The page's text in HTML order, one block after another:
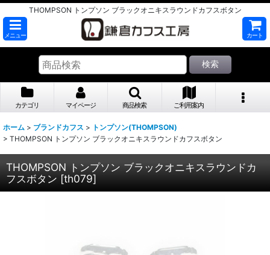
THOMPSON トンプソン ブラックオニキスラウンドカフスボタン
メニュー カート
検索
カテゴリ マイページ 商品検索 ご利用案内
ホーム > ブランドカフス > トンプソン(THOMPSON)
> THOMPSON トンプソン ブラックオニキスラウンドカフスボタン
THOMPSON トンプソン ブラックオニキスラウンドカ
フスボタン [th079]